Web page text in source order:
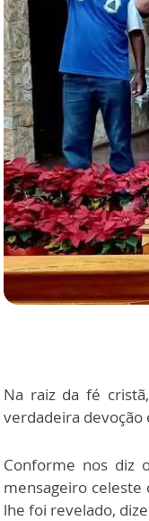
Na raiz da fé
verdadeira devoção
Conforme nos diz
mensageiro celeste
lhe foi revelado,